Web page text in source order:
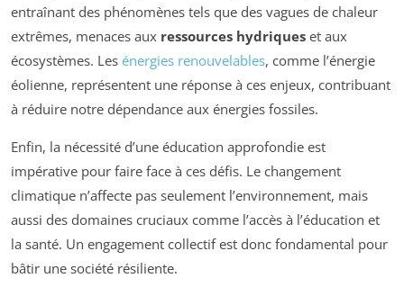
entraînant des phénomènes tels que des vagues de chaleur
extrêmes, menaces aux ressources hydriques et aux
écosystèmes. Les énergies renouvelables, comme l’énergie
éolienne, représentent une réponse à ces enjeux, contribuant
à réduire notre dépendance aux énergies fossiles.
Enfin, la nécessité d’une éducation approfondie est
impérative pour faire face à ces défis. Le changement
climatique n’affecte pas seulement l’environnement, mais
aussi des domaines cruciaux comme l’accès à l’éducation et
la santé. Un engagement collectif est donc fondamental pour
bâtir une société résiliente.